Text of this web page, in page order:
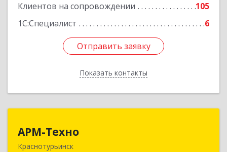
Клиентов на сопровождении
105
1С:Специалист
6
Отправить заявку
Показать контакты
Отправить заявку
Назад
АРМ-Техно
Краснотурьинск
624447, Свердловская обл, Краснотурьинск г,